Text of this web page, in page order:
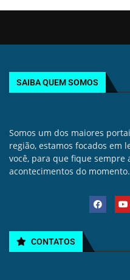
SAIBA QUEM SOMOS
Somos um dos maiores
região, estamos focados em
você, para que fique sempre
acontecimentos do momento.
CONTATOS